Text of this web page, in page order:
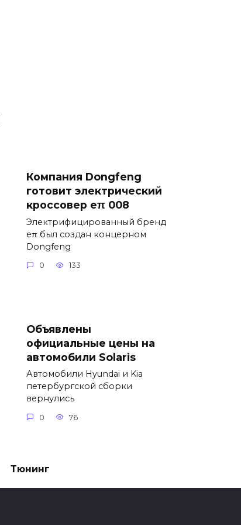
Компания Dongfeng
готовит электрический
кроссовер eπ 008
Электрифицированный бренд
eπ был создан концерном
Dongfeng
0 133
Объявлены
официальные цены на
автомобили Solaris
Автомобили Hyundai и Kia
петербургской сборки
вернулись
0 76
Тюнинг